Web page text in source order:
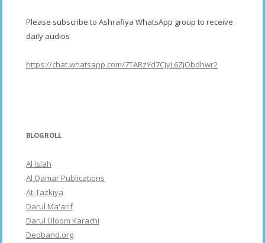
Please subscribe to Ashrafiya WhatsApp group to receive
daily audios
https://chat.whatsapp.com/7TARzYd7CJyL6ZjObdhwr2
BLOGROLL
Al Islah
Al Qamar Publications
At-Tazkiya
Darul Ma'arif
Darul Uloom Karachi
Deoband.org